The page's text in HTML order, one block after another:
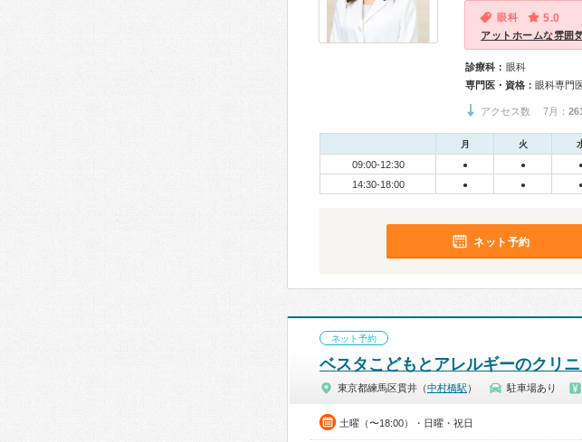
眼科 5.0
アットホームな雰囲
診療科： 眼科
専門医・資格： 眼科専門
アクセス数 7月： 261
月 火
09:00-12:30 ● ● ●
14:30-18:00 ● ● ●
ネット予約
ネット予約
ベスタこどもとアレルギーのクリ
東京都練馬区貫井（中村橋駅 ） 駐車場あり
土曜（〜18:00）・日曜・祝日